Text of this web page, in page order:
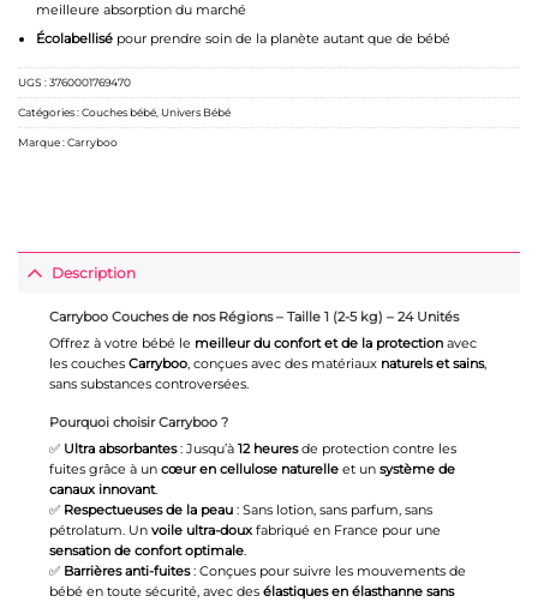
meilleure absorption du marché
Écolabellisé pour prendre soin de la planète autant que de bébé
UGS :3760001769470
Catégories :Couches bébé Univers Bébé
Marque :Carryboo
Description
Carryboo Couches de nos Régions – Taille 1 (2-5 kg) – 24 Unités
Offrez à votre bébé le meilleur du confort et de la protectionavec
les couches Carryboo, conçues avec des matériaux naturels et sains,
sans substances controversées.
Pourquoi choisir Carryboo ?
✅ Ultra absorbantes: Jusqu’à 12 heuresde protection contre les
fuites grâce à un cœur en cellulose naturelleet un système de
canaux innovant.
✅ Respectueuses de la peau: Sans lotion, sans parfum, sans
pétrolatum. Un voile ultra-douxfabriqué en France pour une
sensation de confort optimale.
✅ Barrières anti-fuites: Conçues pour suivre les mouvements de
bébé en toute sécurité, avec des élastiques en élasthanne sans